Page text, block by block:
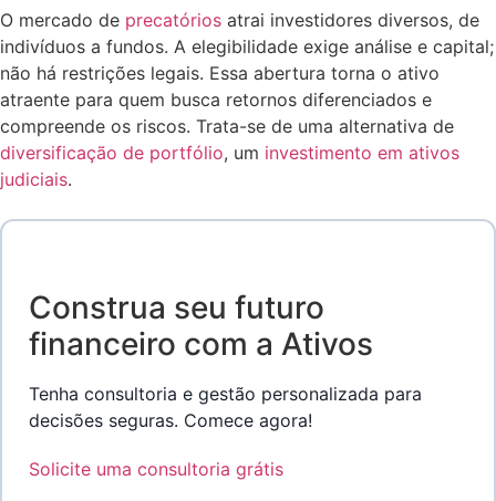
O mercado de precatórios atrai investidores diversos, de
indivíduos a fundos. A elegibilidade exige análise e capital;
não há restrições legais. Essa abertura torna o ativo
atraente para quem busca retornos diferenciados e
compreende os riscos. Trata-se de uma alternativa de
diversificação de portfólio, um investimento em ativos
judiciais.
Construa seu futuro
financeiro com a Ativos
Tenha consultoria e gestão personalizada para
decisões seguras. Comece agora!
Solicite uma consultoria grátis